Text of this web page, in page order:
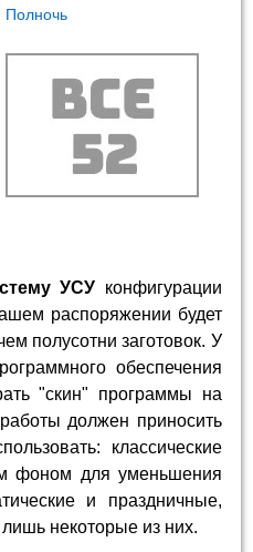
Полночь
УСУ конфигурации
распоряжении будет
полусотни заготовок. У
обеспечения
"скин" программы на
должен приносить
классические
фоном для уменьшения
и праздничные,
некоторые из них.